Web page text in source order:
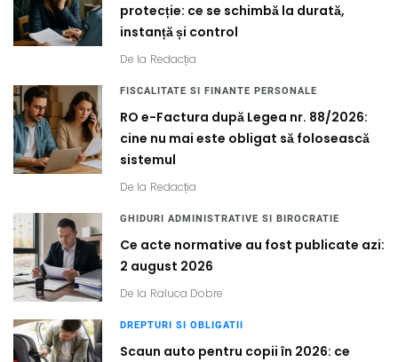
protecție: ce se schimbă la durată,
instanță și control
De la Redacția
FISCALITATE SI FINANTE PERSONALE
RO e-Factura după Legea nr. 88/2026:
cine nu mai este obligat să folosească
sistemul
De la Redacția
GHIDURI ADMINISTRATIVE SI BIROCRATIE
Ce acte normative au fost publicate azi:
2 august 2026
De la Raluca Dobre
DREPTURI SI OBLIGATII
Scaun auto pentru copii în 2026: ce